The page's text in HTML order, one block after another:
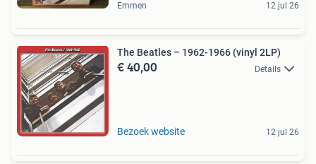
Emmen 12 jul 26
The Beatles – 1962-1966 (vinyl 2LP)
€ 40,00 Details
Bezoek website 12 jul 26